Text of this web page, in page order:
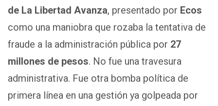
de La Libertad Avanza, presentado por Ecos
como una maniobra que rozaba la tentativa de
fraude a la administración pública por 27
millones de pesos. No fue una travesura
administrativa. Fue otra bomba política de
primera línea en una gestión ya golpeada por